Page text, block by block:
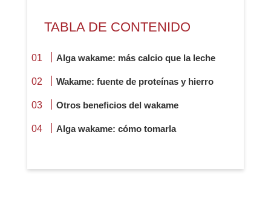
TABLA DE CONTENIDO
Alga wakame: más calcio que la leche
Wakame: fuente de proteínas y hierro
Otros beneficios del wakame
Alga wakame: cómo tomarla